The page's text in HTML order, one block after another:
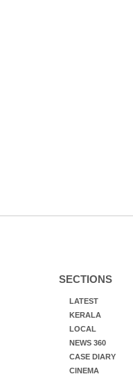
SECTIONS
LATEST
KERALA
LOCAL
NEWS 360
CASE DIARY
CINEMA